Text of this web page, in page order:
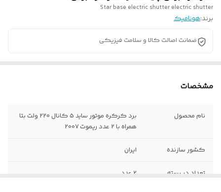
Star base electric shutter electric shutter
برند:هونامیک
ضمانت اصالت کالا و سلامت فیزیکی
مشخصات
نام محصول
برد کرکره موتور ساید 5 کانال 220 ولت بتا
همراه با 2 عدد ریموت 2007
کشور سازنده ایران
تعداد در بسته 2 عدد